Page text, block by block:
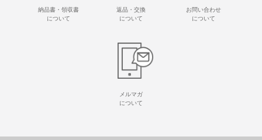
納品書・領収書
について
返品・交換
について
お問い合わせ
について
メルマガ
について